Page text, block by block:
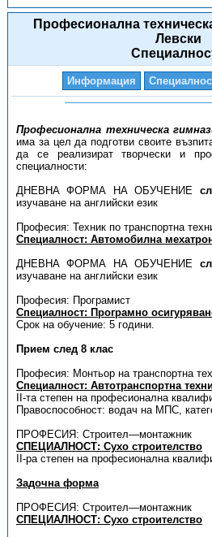
Професионална
Левски
Информация
Професионална техническа
има за цел да подготви своите
да се реализират творчески и
специалности:
ДНЕВНА ФОРМА НА ОБУЧЕНИЕ
изучаване на английски език
Професия: Техник по транспортна
Специалност: Автомобилна
ДНЕВНА ФОРМА НА ОБУЧЕНИЕ
изучаване на английски език
Професия: Програмист
Специалност: Програмно
Срок на обучение: 5 години.
Прием след 8 клас
Професия: Монтьор на транспортна
Специалност: Автотранспортна
II-та степен на професионална
Правоспособност: водач на МПС,
ПРОФЕСИЯ: Строител—монтажник
СПЕЦИАЛНОСТ: Сухо строителство
ІI-ра степен на професионална
Задочна форма
ПРОФЕСИЯ: Строител—монтажник
СПЕЦИАЛНОСТ: Сухо строителство